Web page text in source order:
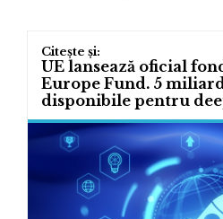
UE lansează oficial
Europe Fund. 5
disponibile pentru